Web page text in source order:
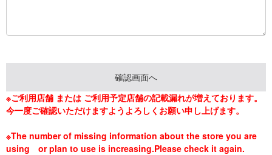
※ご利用店舗 または ご利用予定店舗の記載漏れが増えております。
今一度ご確認いただけますようよろしくお願い申し上げます。
※The number of missing information about the store you are
using or plan to use is increasing.Please check it again.